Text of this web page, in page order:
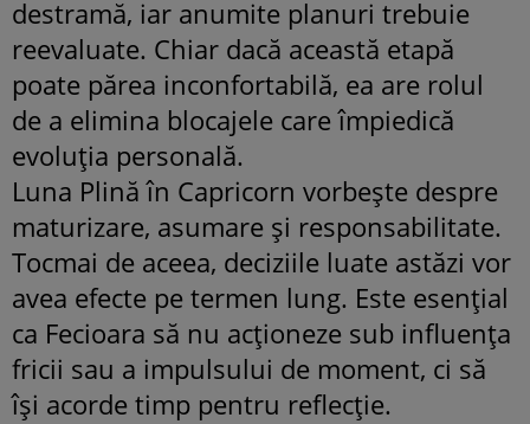
destramă, iar anumite planuri trebuie
reevaluate. Chiar dacă această etapă
poate părea inconfortabilă, ea are rolul
de a elimina blocajele care împiedică
evoluția personală.
Luna Plină în Capricorn vorbește despre
maturizare, asumare și responsabilitate.
Tocmai de aceea, deciziile luate astăzi vor
avea efecte pe termen lung. Este esențial
ca Fecioara să nu acționeze sub influența
fricii sau a impulsului de moment, ci să
își acorde timp pentru reflecție.